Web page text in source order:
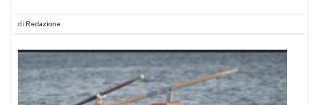
di Redazione